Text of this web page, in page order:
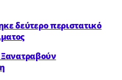
δεύτερο περιστατικό
Ξανατραβούν